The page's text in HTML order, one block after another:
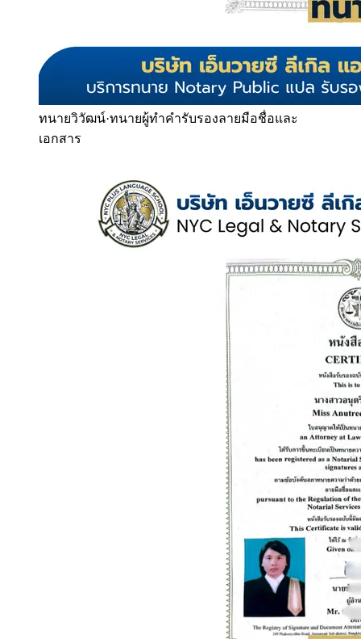
ทนายวิวัฒน์·ทนายผู้ทำคำรับรองลายมือชื่อและ
เอกสาร